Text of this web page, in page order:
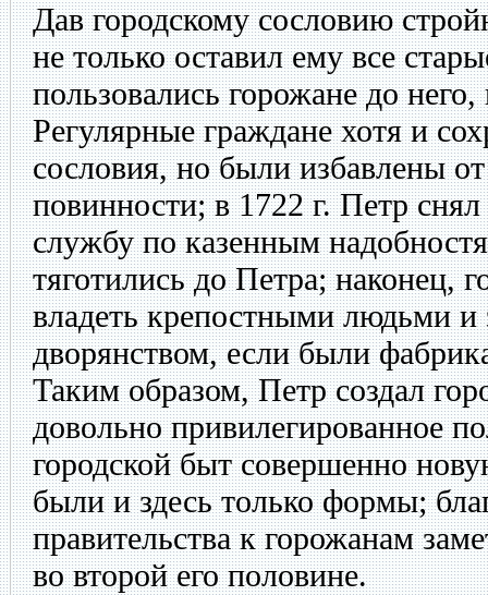
Дав городскому сословию
не только оставил ему все
пользовались горожане до
Регулярные граждане хотя и
сословия, но были избавлены
повинности; в 1722 г. Петр
службу по казенным
тяготились до Петра; наконец,
владеть крепостными людьми и
дворянством, если были
Таким образом, Петр создал
довольно привилегированное
городской быт совершенно
были и здесь только формы;
правительства к горожанам
во второй его половине.